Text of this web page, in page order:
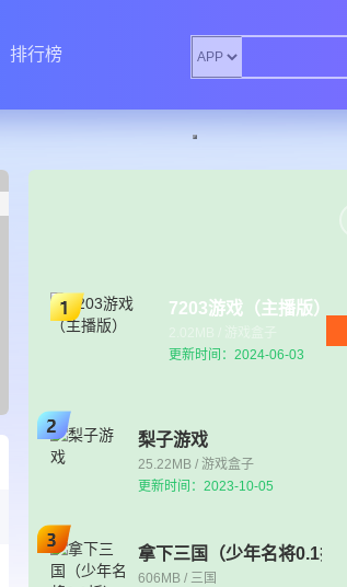
排行榜
7203游戏（主播版）
更新时间：2024-06-03
梨子游戏
25.22MB / 游戏盒子
更新时间：2023-10-05
拿下三国（少年名将0.1折）
606MB / 三国